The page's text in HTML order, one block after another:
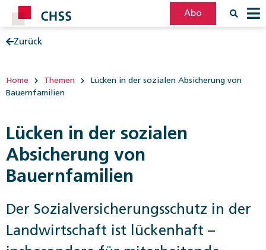
Abo
Zurück
Home Themen
Lücken in der sozialen Absicherung von
Bauernfamilien
Lücken in der sozialen
Absicherung von
Bauernfamilien
Der Sozialversicherungsschutz in der
Landwirtschaft ist lückenhaft –